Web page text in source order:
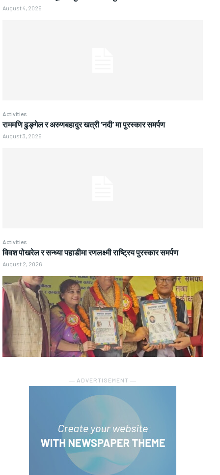
August 4, 2026
Activities
राममणि ढुङ्गेल र अरुणबहादुर खत्री ‘नदी’ मा पुरस्कार समर्पण
August 3, 2026
Activities
विवश पोखरेल र सन्ध्या पहाडीमा रणलक्ष्मी राष्ट्रिय पुरस्कार समर्पण
August 2, 2026
― ADVERTISEMENT ―